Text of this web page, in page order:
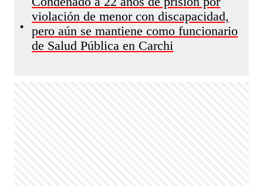
•
violación de menor con discapacidad,
pero aún se mantiene como funcionario
de Salud Pública en Carchi